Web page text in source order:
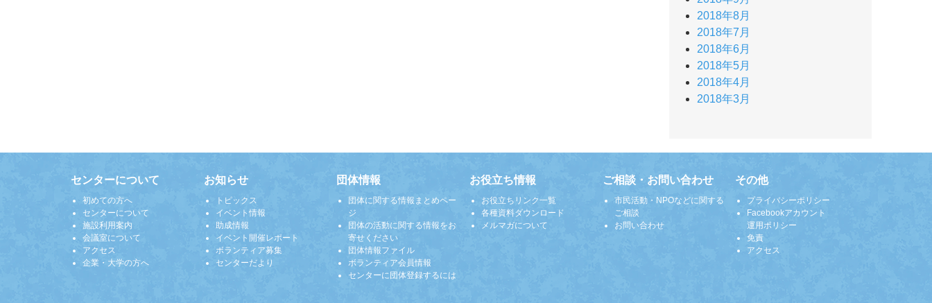
2018年8月
2018年7月
2018年6月
2018年5月
2018年4月
2018年3月
センターについて
初めての方へ
センターについて
施設利用案内
会議室について
アクセス
企業・大学の方へ
お知らせ
トピックス
イベント情報
助成情報
イベント開催レポート
ボランティア募集
センターだより
団体情報
団体に関する情報まとめペー
ジ
団体の活動に関する情報をお
寄せください
団体情報ファイル
ボランティア会員情報
センターに団体登録するには
お役立ち情報
お役立ちリンク一覧
各種資料ダウンロード
メルマガについて
ご相談・お問い合わせ
市民活動・NPOなどに関する
ご相談
お問い合わせ
その他
プライバシーポリシー
Facebookアカウント
運用ポリシー
免責
アクセス